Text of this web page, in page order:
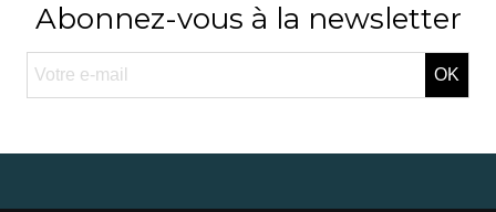
Abonnez-vous à la newsletter
OK